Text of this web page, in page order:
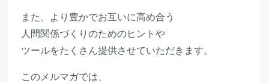
また、より豊かでお互いに高め合う
人間関係づくりのためのヒントや
ツールをたくさん提供させていただきます。
このメルマガでは、